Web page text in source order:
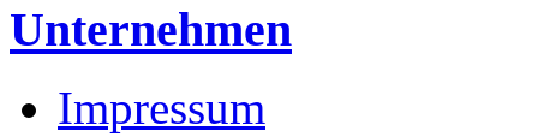
Unternehmen
Impressum